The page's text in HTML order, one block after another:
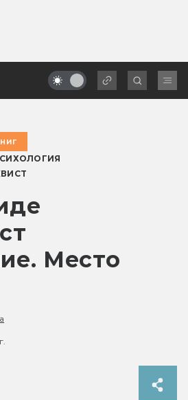
Место